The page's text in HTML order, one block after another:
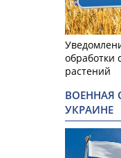
обработки
растений
ВОЕННАЯ
УКРАИНЕ